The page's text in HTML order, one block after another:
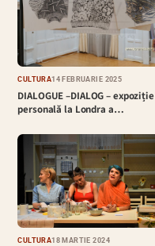
CULTURĂ14 FEBRUARIE 2025
DIALOGUE –DIALOG – expoziție
personală la Londra a…
CULTURĂ18 MARTIE 2024